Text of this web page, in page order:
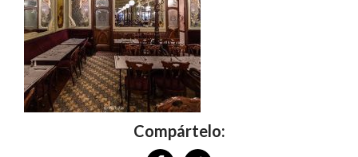
Compártelo: